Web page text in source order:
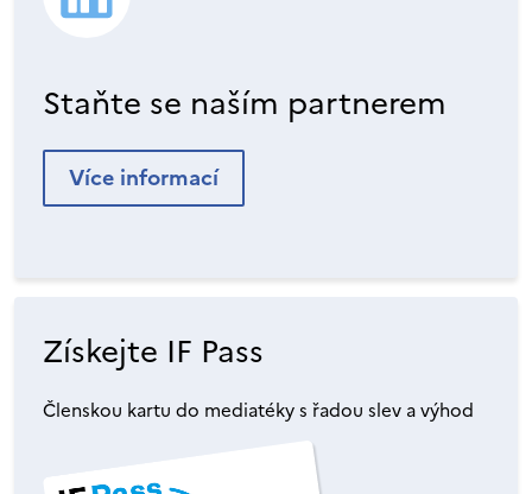
Staňte se naším partnerem
Více informací
Získejte IF Pass
Členskou kartu do mediatéky s řadou slev a výhod